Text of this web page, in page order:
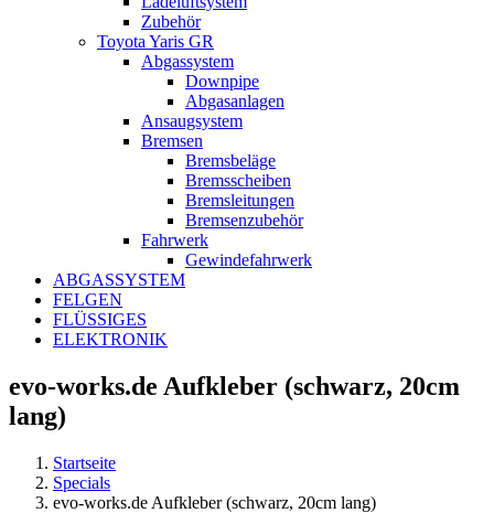
Zubehör
Toyota Yaris GR
Abgassystem
Downpipe
Abgasanlagen
Ansaugsystem
Bremsen
Bremsbeläge
Bremsscheiben
Bremsleitungen
Bremsenzubehör
Fahrwerk
Gewindefahrwerk
ABGASSYSTEM
FELGEN
FLÜSSIGES
ELEKTRONIK
evo-works.de Aufkleber (schwarz, 20cm
lang)
Startseite
Specials
evo-works.de Aufkleber (schwarz, 20cm lang)